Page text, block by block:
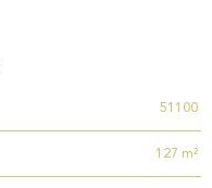
51100
127 m²